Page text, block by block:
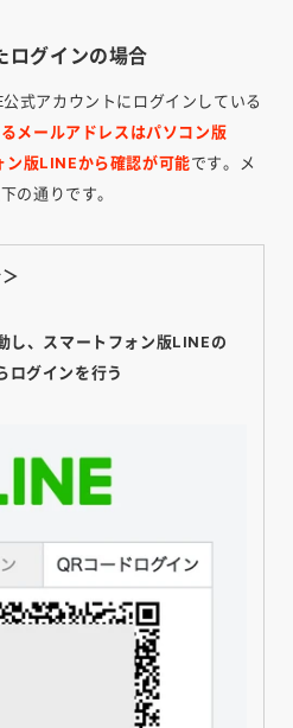
ログインの場合
式アカウントにログインしている
メールアドレスはパソコン版
ン版LINEから確認が可能です。メ
の通りです。
し、スマートフォン版LINEの
ログインを行う